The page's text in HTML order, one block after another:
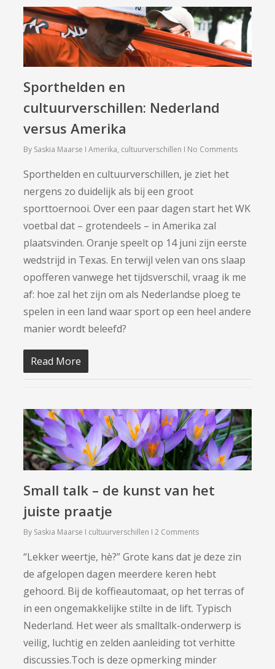
Sporthelden en
cultuurverschillen: Nederland
versus Amerika
By Saskia Maarse Amerika, cultuurverschillen No Comments
Sporthelden en cultuurverschillen, je ziet het
nergens zo duidelijk als bij een groot
sporttoernooi. Over een paar dagen start het WK
voetbal dat – grotendeels – in Amerika zal
plaatsvinden. Oranje speelt op 14 juni zijn eerste
wedstrijd in Texas. En terwijl velen van ons slaap
opofferen vanwege het tijdsverschil, vraag ik me
af: hoe zal het zijn om als Nederlandse ploeg te
spelen in een land waar sport op een heel andere
manier wordt beleefd?
Read More
Small talk – de kunst van het
juiste praatje
By Saskia Maarse cultuurverschillen 2 Comments
“Lekker weertje, hè?” Grote kans dat je deze zin
de afgelopen dagen meerdere keren hebt
gehoord. Bij de koffieautomaat, op het terras of
in een ongemakkelijke stilte in de lift. Typisch
Nederland. Het weer als smalltalk-onderwerp is
veilig, luchtig en zelden aanleiding tot verhitte
discussies.Toch is deze opmerking minder